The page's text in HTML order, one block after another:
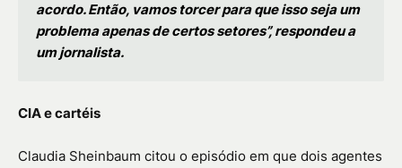
acordo. Então, vamos torcer para que isso seja um
problema apenas de certos setores”, respondeu a
um jornalista.
CIA e cartéis
Claudia Sheinbaum citou o episódio em que dois agentes